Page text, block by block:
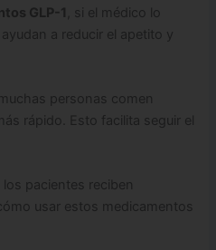
GLP-1
, si el médico lo
a reducir el apetito y
personas comen
rápido. Esto facilita seguir el
, los pacientes reciben
usar estos medicamentos